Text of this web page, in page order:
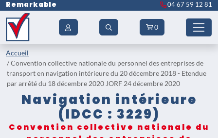
Remarkable 04 67 59 12 81
0
Accueil
Convention collective nationale du personnel des entreprises de
transport en navigation intérieure du 20 décembre 2018 - Etendue
par arrêté du 18 décembre 2020 JORF 24 décembre 2020
Navigation intérieure
(IDCC : 3229)
Convention collective nationale du